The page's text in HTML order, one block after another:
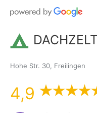
Hohe Str. 30, Freilingen
4,9